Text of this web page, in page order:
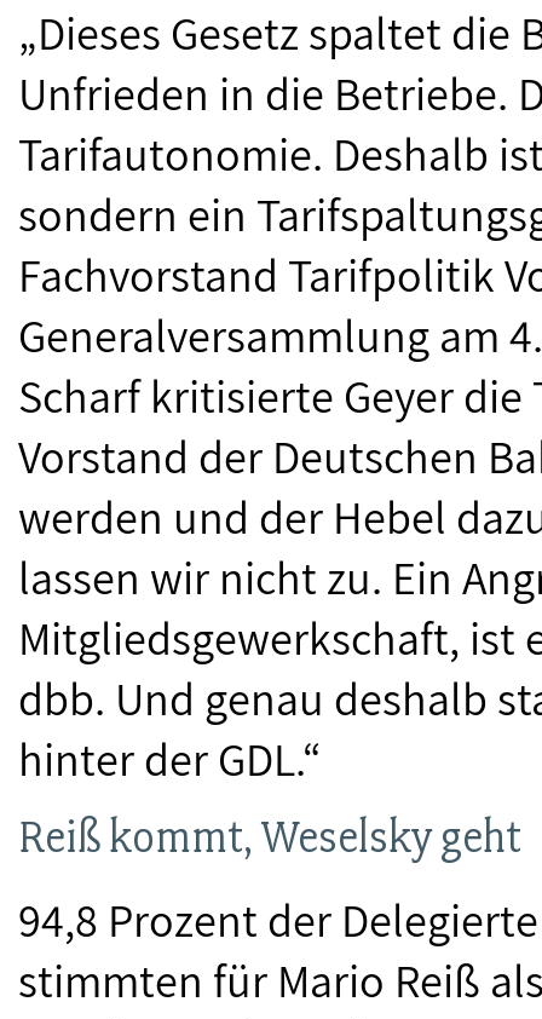
„Dieses Gesetz spaltet
Unfrieden in die Betriebe.
Tarifautonomie. Deshalb
sondern ein
Fachvorstand Tarifpolitik
Generalversammlung am
Scharf kritisierte Geyer
Vorstand der Deutschen
werden und der Hebel
lassen wir nicht zu. Ein
Mitgliedsgewerkschaft, ist
dbb. Und genau deshalb
hinter der GDL.“
Reiß kommt, Weselsky geht
94,8 Prozent der
stimmten für Mario Reiß